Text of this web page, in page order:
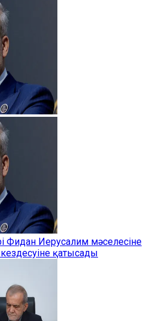
Фидан Иерусалим мәселесіне
қатысады